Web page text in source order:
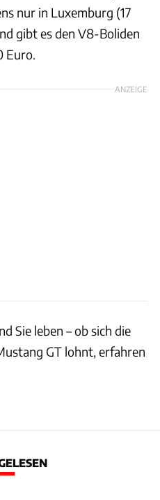
nur in Luxemburg (17
gibt es den V8-Boliden
Euro.
ANZEIGE
Sie leben – ob sich die
GT lohnt, erfahren